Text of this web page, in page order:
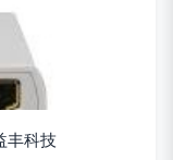
丰科技